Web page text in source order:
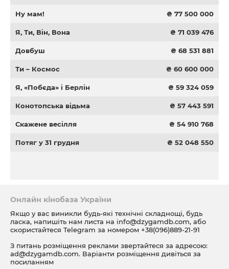
Ну мам! ₴ 77 500 000
Я, Ти, Він, Вона ₴ 71 039 476
Довбуш ₴ 68 531 881
Ти – Космос ₴ 60 600 000
Я, «Побєда» і Берлін ₴ 59 324 059
Конотопська відьма ₴ 57 443 591
Скажене весілля ₴ 54 910 768
Потяг у 31 грудня ₴ 52 048 550
Онлайн кінобаза України
Якщо у вас виникли будь-які технічні складнощі, будь
ласка, напишіть нам листа на info@dzygamdb.com, або
скористайтеся Telegram за номером +38(096)889-21-91
З питань розміщення реклами звертайтеся за адресою:
ad@dzygamdb.com. Варіанти розміщення дивіться за
посиланням